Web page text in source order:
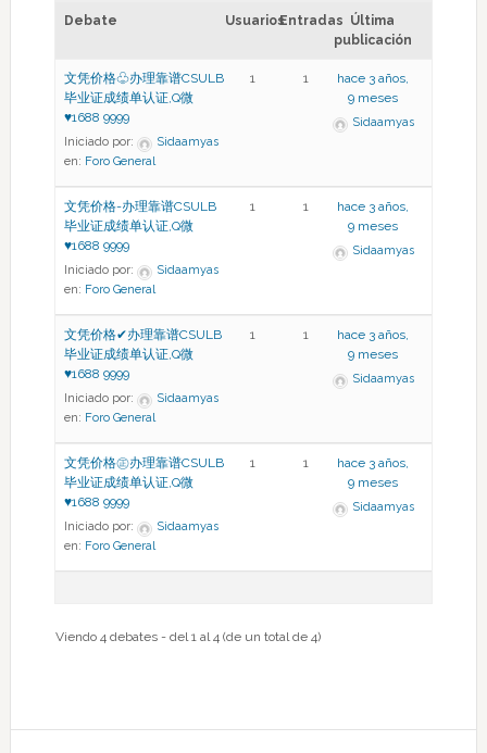
Debate UsuariosEntradas Última
publicación
文凭价格♧办理靠谱CSULB
毕业证成绩单认证,Q微
♥1688 9999
Iniciado por:
Sidaamyas
en: Foro General
1 1
hace 3 años,
9 meses
Sidaamyas
文凭价格-办理靠谱CSULB
毕业证成绩单认证,Q微
♥1688 9999
Iniciado por:
Sidaamyas
en: Foro General
1 1
hace 3 años,
9 meses
Sidaamyas
文凭价格✔办理靠谱CSULB
毕业证成绩单认证,Q微
♥1688 9999
Iniciado por:
Sidaamyas
en: Foro General
1 1
hace 3 años,
9 meses
Sidaamyas
文凭价格㊣办理靠谱CSULB
毕业证成绩单认证,Q微
♥1688 9999
Iniciado por:
Sidaamyas
en: Foro General
1 1
hace 3 años,
9 meses
Sidaamyas
Viendo 4 debates - del 1 al 4 (de un total de 4)